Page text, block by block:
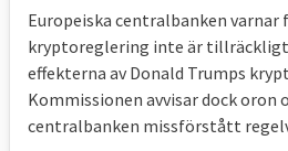
Europeiska centralbanken varnar
kryptoreglering inte är
effekterna av Donald Trumps
Kommissionen avvisar dock oron
centralbanken missförstått